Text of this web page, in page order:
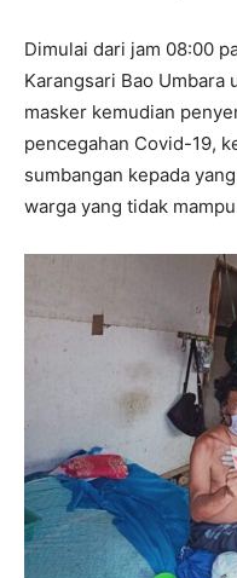
Dimulai dari jam 08:00
Karangsari Bao Umbara
masker kemudian
pencegahan Covid-19,
sumbangan kepada
warga yang tidak